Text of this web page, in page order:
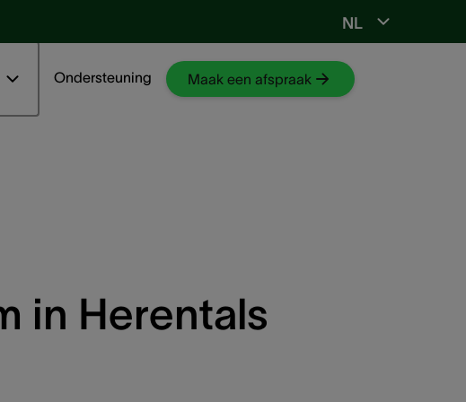
NL
Ondersteuning Maak een afspraak
Ga naar NKO-web
in Herentals